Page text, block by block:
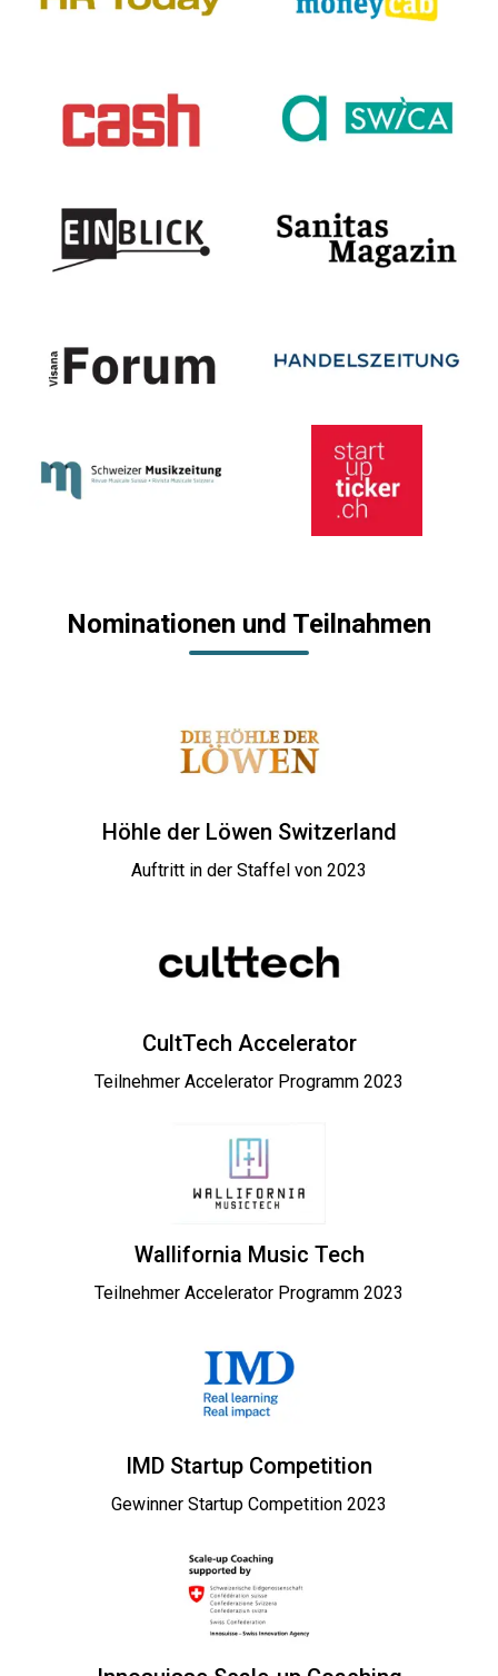
Nominationen und Teilnahmen
Höhle der Löwen Switzerland
Auftritt in der Staffel von 2023
CultTech Accelerator
Teilnehmer Accelerator Programm 2023
Wallifornia Music Tech
Teilnehmer Accelerator Programm 2023
IMD Startup Competition
Gewinner Startup Competition 2023